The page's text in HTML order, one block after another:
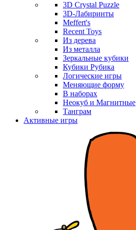
3D Crystal Puzzle
3D-Лабиринты
Meffert's
Recent Toys
Из дерева
Из металла
Зеркальные кубики
Кубики Рубика
Логические игры
Меняющие форму
В наборах
Неокуб и Магнитные
Танграм
Активные игры